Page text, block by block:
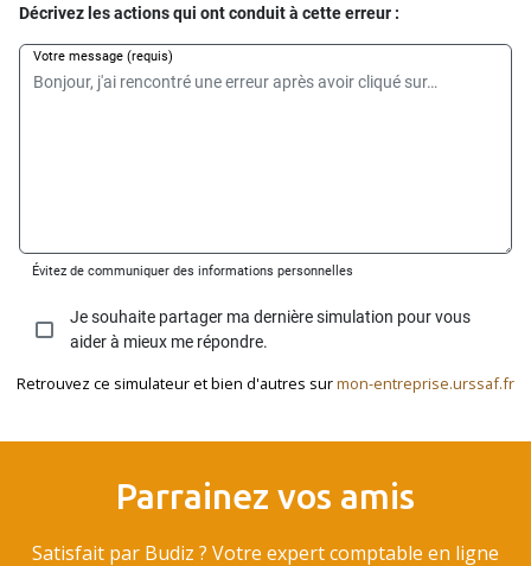
Retrouvez ce simulateur et bien d'autres surmon-entreprise.urssaf.fr
Parrainez vos amis
Satisfait par Budiz ? Votre expert comptable en ligne